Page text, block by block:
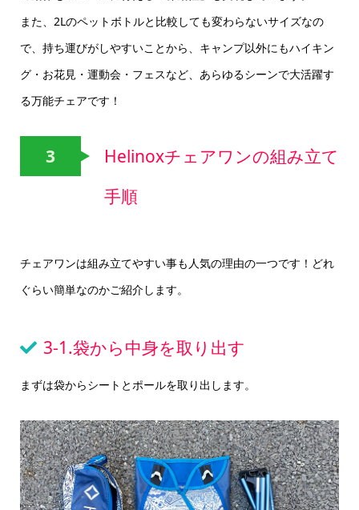
また、2Lのペットボトルと比較しても変わらないサイズなの
で、持ち運びがしやすいことから、キャンプ以外にもハイキン
グ・お花見・運動会・フェスなど、あらゆるシーンで大活躍す
る万能チェアです！
3
Helinoxチェアワンの組み立て
手順
チェアワンは組み立てやすい事も人気の理由の一つです！どれ
ぐらい簡単なのかご紹介します。
3-1.袋から中身を取り出す
まずは袋からシートとポールを取り出します。